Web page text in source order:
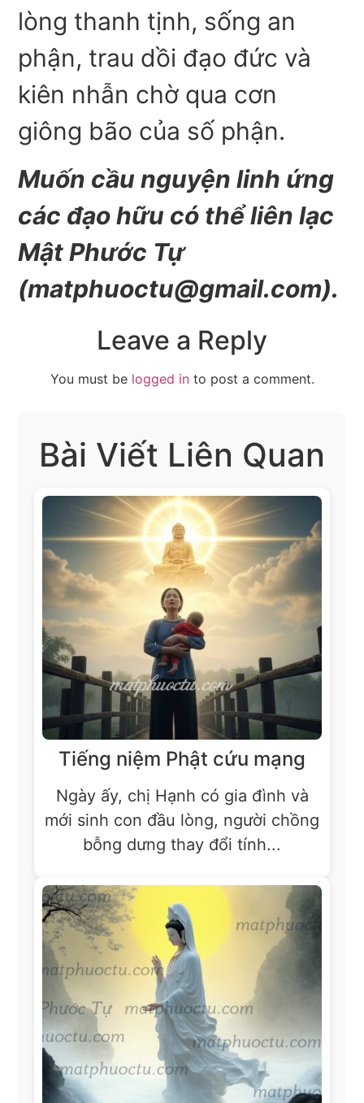
lòng thanh tịnh, sống an
phận, trau dồi đạo đức và
kiên nhẫn chờ qua cơn
giông bão của số phận.
Muốn cầu nguyện linh ứng
các đạo hữu có thể liên lạc
Mật Phước Tự
(matphuoctu@gmail.com).
Leave a Reply
You must be logged into post a comment.
Bài Viết Liên Quan
Tiếng niệm Phật cứu mạng
Ngày ấy, chị Hạnh có gia đình và
mới sinh con đầu lòng, người chồng
bỗng dưng thay đổi tính...